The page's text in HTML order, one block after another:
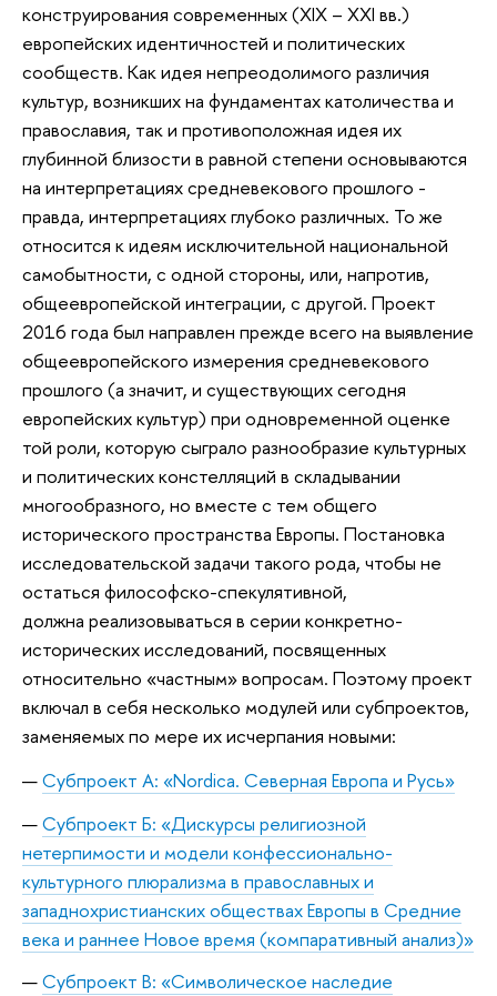
конструирования современных (XIX – XXI вв.)
европейских идентичностей и политических
сообществ. Как идея непреодолимого различия
культур, возникших на фундаментах католичества и
православия, так и противоположная идея их
глубинной близости в равной степени основываются
на интерпретациях средневекового прошлого -
правда, интерпретациях глубоко различных. То же
относится к идеям исключительной национальной
самобытности, с одной стороны, или, напротив,
общеевропейской интеграции, с другой. Проект
2016 года был направлен прежде всего на выявление
общеевропейского измерения средневекового
прошлого (а значит, и существующих сегодня
европейских культур) при одновременной оценке
той роли, которую сыграло разнообразие культурных
и политических констелляций в складывании
многообразного, но вместе с тем общего
исторического пространства Европы. Постановка
исследовательской задачи такого рода, чтобы не
остаться философско-спекулятивной,
должна реализовываться в серии конкретно-
исторических исследований, посвященных
относительно «частным» вопросам. Поэтому проект
включал в себя несколько модулей или субпроектов,
заменяемых по мере их исчерпания новыми:
Субпроект А: «Nordica. Северная Европа и Русь»
Субпроект Б: «Дискурсы религиозной
нетерпимости и модели конфессионально-
культурного плюрализма в православных и
западнохристианских обществах Европы в Средние
века и раннее Новое время (компаративный анализ)»
Субпроект В: «Символическое наследие